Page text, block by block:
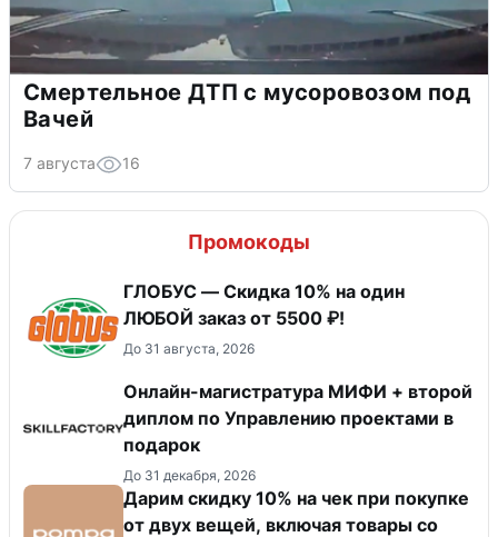
Смертельное ДТП с мусоровозом под
Вачей
7 августа 16
Промокоды
ГЛОБУС — Скидка 10% на один
ЛЮБОЙ заказ от 5500 ₽!
До 31 августа, 2026
Онлайн-магистратура МИФИ + второй
диплом по Управлению проектами в
подарок
До 31 декабря, 2026
Дарим скидку 10% на чек при покупке
от двух вещей, включая товары со